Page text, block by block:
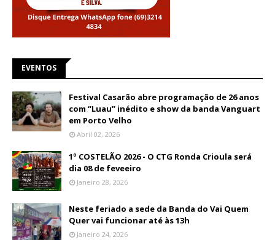
EVENTOS
Festival Casarão abre programação de 26 anos
com “Luau” inédito e show da banda Vanguart
em Porto Velho
Abril 02, 2026
1º COSTELÃO 2026 - O CTG Ronda Crioula será
dia 08 de feveeiro
Janeiro 28, 2026
Neste feriado a sede da Banda do Vai Quem
Quer vai funcionar até às 13h
Janeiro 24, 2026